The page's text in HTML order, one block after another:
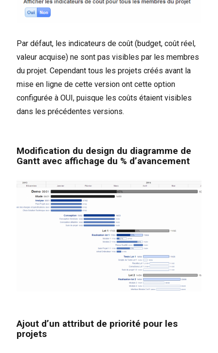
Par défaut, les indicateurs de coût (budget, coût réel,
valeur acquise) ne sont pas visibles par les membres
du projet. Cependant tous les projets créés avant la
mise en ligne de cette version ont cette option
configurée à OUI, puisque les coûts étaient visibles
dans les précédentes versions.
Modification du design du diagramme de
Gantt avec affichage du % d’avancement
Ajout d’un attribut de priorité pour les
projets